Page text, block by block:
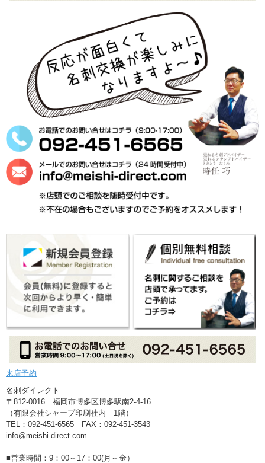
来店予約
名刺ダイレクト
〒812-0016 福岡市博多区博多駅南2-4-16
（有限会社シャープ印刷社内 1階）
TEL：092-451-6565 FAX：092-451-3543
info@meishi-direct.com
■営業時間：9：00～17：00(月～金）